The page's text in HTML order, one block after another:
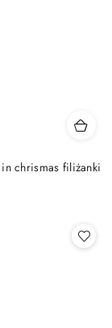
chrismas filiżanki